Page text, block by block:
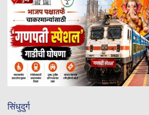
सिंधुदुर्ग